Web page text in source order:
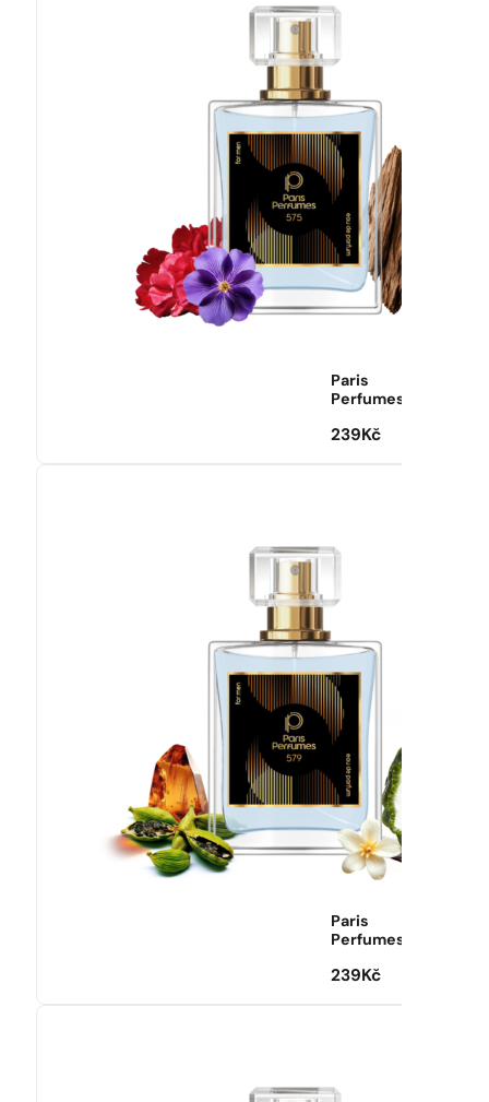
Paris
Perfumes
239 Kč
Paris
Perfumes
239 Kč